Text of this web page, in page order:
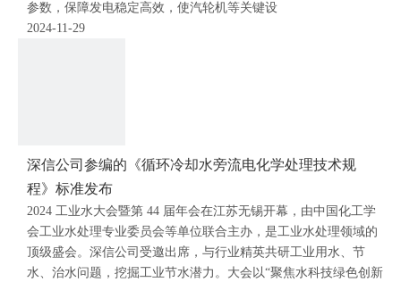
参数，保障发电稳定高效，使汽轮机等关键设
2024-11-29
深信公司参编的《循环冷却水旁流电化学处理技术规
程》标准发布
2024 工业水大会暨第 44 届年会在江苏无锡开幕，由中国化工学
会工业水处理专业委员会等单位联合主办，是工业水处理领域的
顶级盛会。深信公司受邀出席，与行业精英共研工业用水、节
水、治水问题，挖掘工业节水潜力。大会以“聚焦水科技绿色创新